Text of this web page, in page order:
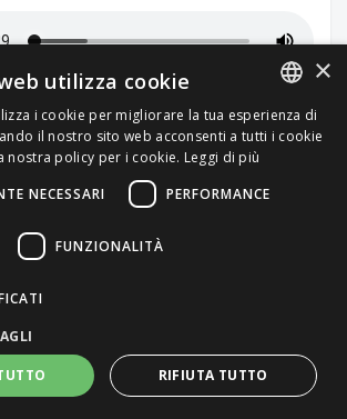
Contattaci
ITALIAN
×
utilizza cookie
i cookie per migliorare la tua esperienza di
il nostro sito web acconsenti a tutti i cookie
nostra policy per i cookie. Leggi di più
NECESSARI
PERFORMANCE
FUNZIONALITÀ
RIFIUTA TUTTO